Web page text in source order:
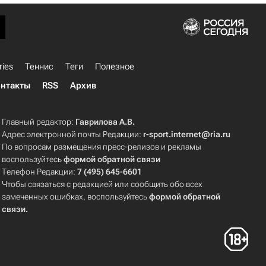
Теннис Теги
Полезное
RSS Архив
Главный редактор: Гаврилова А.В.
Адрес электронной почты Редакции: r-sport.internet@ria.ru
По вопросам размещения пресс-релизов и рекламы
воспользуйтесьформой обратной связи
Телефон Редакции:7 (495) 645-6601
Чтобы связаться с редакцией или сообщить обо всех
замеченных ошибках, воспользуйтесьформой обратной
связи.